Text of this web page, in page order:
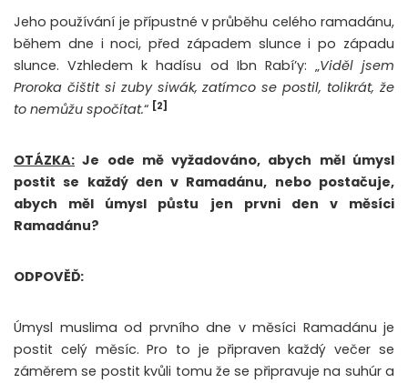
Jeho používání je přípustné v průběhu celého ramadánu,
během dne i noci, před západem slunce i po západu
slunce. Vzhledem k hadísu od Ibn Rabí’y: „Viděl jsem
Proroka čištit si zuby siwák, zatímco se postil, tolikrát, že
to nemůžu spočítat.“ [2]
OTÁZKA: Je ode mě vyžadováno, abych měl úmysl
postit se každý den v Ramadánu, nebo postačuje,
abych měl úmysl půstu jen prvni den v měsíci
Ramadánu?
ODPOVĚĎ:
Úmysl muslima od prvního dne v měsíci Ramadánu je
postit celý měsíc. Pro to je připraven každý večer se
záměrem se postit kvůli tomu že se připravuje na suhúr a